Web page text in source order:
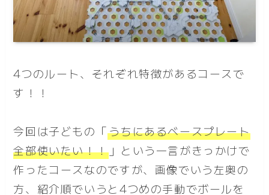
4つのルート、それぞれ特徴があるコースで
す！！
今回は子どもの「うちにあるベースプレート
全部使いたい！！ 」という一言がきっかけで
作ったコースなのですが、画像でいう左奥の
方、紹介順でいうと4つめの手動でボールを